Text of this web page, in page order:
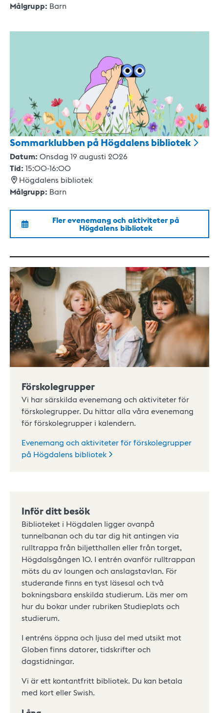
Målgrupp: Barn
Sommarklubben på Högdalensbibliotek
Datum: Onsdag 19 augusti 2026
Tid: 15:00-16:00
Högdalens bibliotek
Målgrupp: Barn
Fler evenemang och aktiviteter på
Högdalens bibliotek
Förskolegrupper
Vi har särskilda evenemang och aktiviteter för
förskolegrupper. Du hittar alla våra evenemang
för förskolegrupper i kalendern.
Evenemang och aktiviteter för förskolegrupper
på Högdalens bibliotek
Inför ditt besök
Biblioteket i Högdalen ligger ovanpå
tunnelbanan och du tar dig hit antingen via
rulltrappa från biljetthallen eller från torget,
Högdalsgången 10. I entrén ovanför rulltrappan
möts du av loungen och anslagstavlan. För
studerande finns en tyst läsesal och två
bokningsbara enskilda studierum. Läs mer om
hur du bokar under rubriken Studieplats och
studierum.
I entréns öppna och ljusa del med utsikt mot
Globen finns datorer, tidskrifter och
dagstidningar.
Vi är ett kontantfritt bibliotek. Du kan betala
med kort eller Swish.